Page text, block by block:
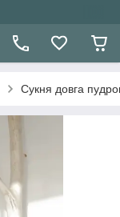
Сукня довга